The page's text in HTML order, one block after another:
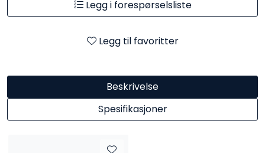
Legg i forespørselsliste
Legg til favoritter
Beskrivelse
Spesifikasjoner